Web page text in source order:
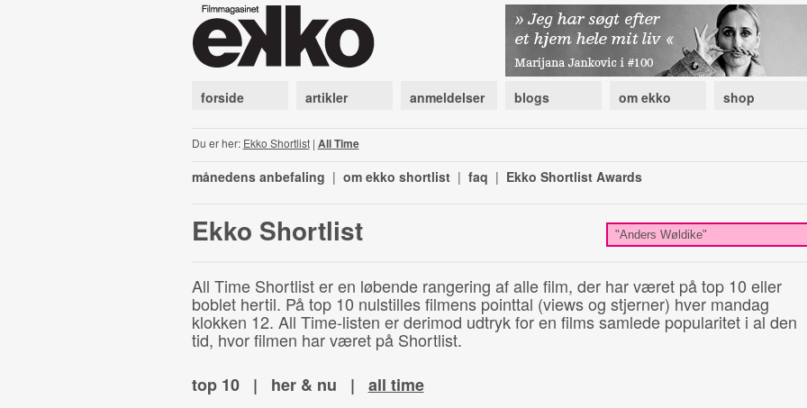
forside artikler anmeldelser blogs om ekko shop
Du er her: Ekko Shortlist| All Time
månedens anbefaling | om ekko shortlist | faq | Ekko Shortlist Awards
Ekko Shortlist
All Time Shortlist er en løbende rangering af alle film, der har været på top 10 eller
boblet hertil. På top 10 nulstilles filmens pointtal (views og stjerner) hver mandag
klokken 12. All Time-listen er derimod udtryk for en films samlede popularitet i al den
tid, hvor filmen har været på Shortlist.
top 10
| her & nu | all time